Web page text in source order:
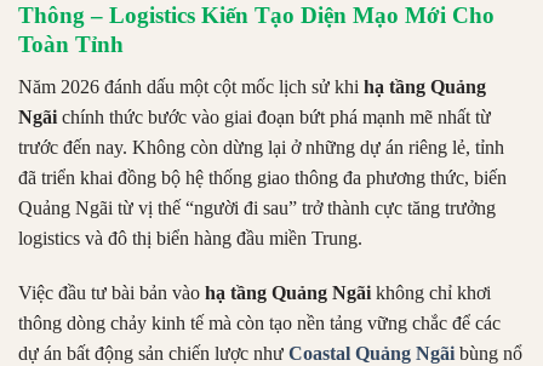
Thông – Logistics Kiến Tạo Diện Mạo Mới Cho
Toàn Tỉnh
Năm 2026 đánh dấu một cột mốc lịch sử khi hạ tầng Quảng
Ngãi chính thức bước vào giai đoạn bứt phá mạnh mẽ nhất từ
trước đến nay. Không còn dừng lại ở những dự án riêng lẻ, tỉnh
đã triển khai đồng bộ hệ thống giao thông đa phương thức, biến
Quảng Ngãi từ vị thế “người đi sau” trở thành cực tăng trưởng
logistics và đô thị biển hàng đầu miền Trung.
Việc đầu tư bài bản vào hạ tầng Quảng Ngãi không chỉ khơi
thông dòng chảy kinh tế mà còn tạo nền tảng vững chắc để các
dự án bất động sản chiến lược như Coastal Quảng Ngãi bùng nổ